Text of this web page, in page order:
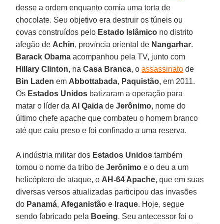
desse a ordem enquanto comia uma torta de
chocolate. Seu objetivo era destruir os túneis ou
covas construídos pelo Estado Islâmico no distrito
afegão de Achin, província oriental de Nangarhar.
Barack Obama acompanhou pela TV, junto com
Hillary Clinton, naCasa Branca, oassassinato de
Bin Laden em Abbottabada, Paquistão, em 2011.
Os Estados Unidos batizaram a operação para
matar o líder da Al Qaida deJerônimo, nome do
último chefe apache que combateu o homem branco
até que caiu preso e foi confinado a uma reserva.
A indústria militar dos Estados Unidos também
tomou o nome da tribo deJerônimo e o deu a um
helicóptero de ataque, o AH-64 Apache, que em suas
diversas versos atualizadas participou das invasões
do Panamá, Afeganistão e Iraque. Hoje, segue
sendo fabricado pela Boeing. Seu antecessor foi o